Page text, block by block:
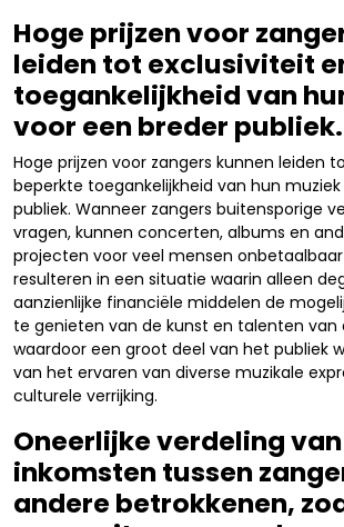
Hoge prijzen voor
leiden tot exclusiviteit
toegankelijkheid van
voor een breder publiek.
Hoge prijzen voor zangers kunnen leiden
beperkte toegankelijkheid van hun
publiek. Wanneer zangers buitensporige
vragen, kunnen concerten, albums en
projecten voor veel mensen
resulteren in een situatie waarin alleen
aanzienlijke financiële middelen de
te genieten van de kunst en talenten van
waardoor een groot deel van het publiek
van het ervaren van diverse muzikale
culturele verrijking.
Oneerlijke verdeling van
inkomsten tussen
andere betrokkenen,